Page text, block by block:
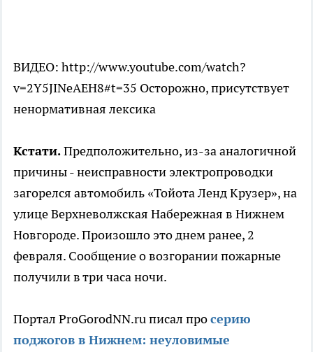
ВИДЕО: http://www.youtube.com/watch?
v=2Y5JINeAEH8#t=35 Осторожно, присутствует
ненормативная лексика
Кстати.Предположительно, из-за аналогичной
причины - неисправности электропроводки
загорелся автомобиль «Тойота Ленд Крузер», на
улице Верхневолжская Набережная в Нижнем
Новгороде. Произошло это днем ранее, 2
февраля. Сообщение о возгорании пожарные
получили в три часа ночи.
Портал ProGorodNN.ru писал просерию
поджогов в Нижнем: неуловимые